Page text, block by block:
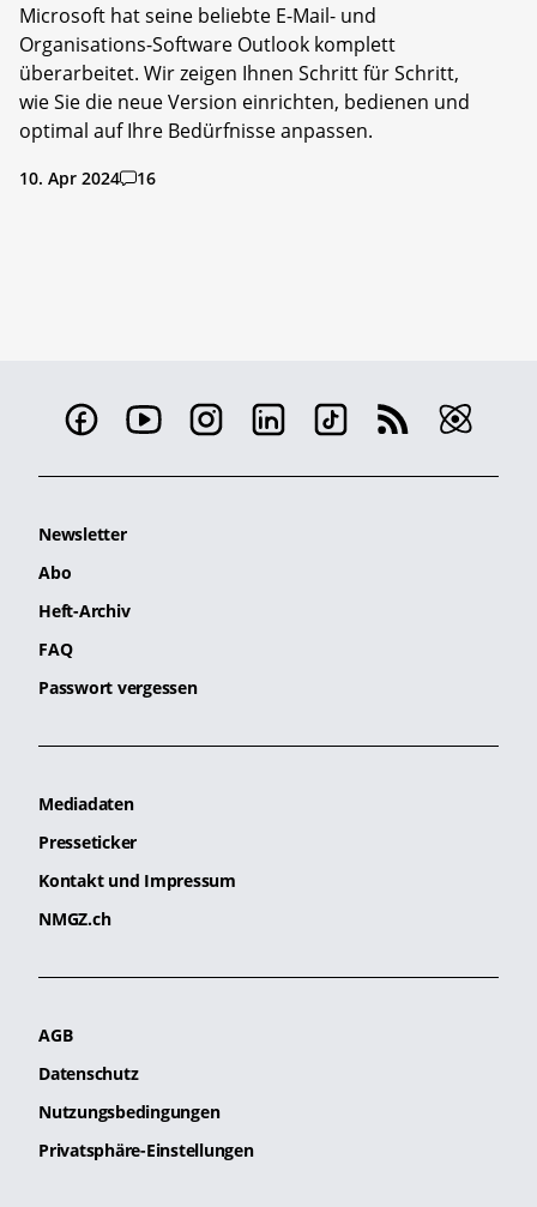
Microsoft hat seine beliebte E-Mail- und
Organisations-Software Outlook komplett
überarbeitet. Wir zeigen Ihnen Schritt für Schritt,
wie Sie die neue Version einrichten, bedienen und
optimal auf Ihre Bedürfnisse anpassen.
10. Apr 2024 16
Newsletter
Abo
Heft-Archiv
FAQ
Passwort vergessen
Mediadaten
Presseticker
Kontakt und Impressum
NMGZ.ch
AGB
Datenschutz
Nutzungsbedingungen
Privatsphäre-Einstellungen